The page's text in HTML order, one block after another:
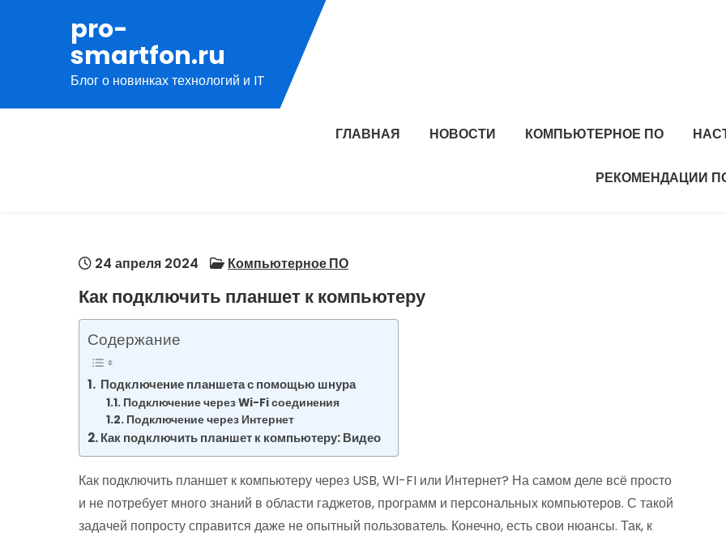
содержимому
pro-
smartfon.ru
Блог о новинках технологий и IT
ГЛАВНАЯ НОВОСТИ КОМПЬЮТЕРНОЕ ПО
РЕКОМЕНДАЦИИ
24 апреля 2024 Компьютерное ПО
Как подключить планшет к компьютеру
Содержание
Подключение планшета с помощью шнура
Подключение через Wi-Fi соединения
Подключение через Интернет
Как подключить планшет к компьютеру: Видео
Как подключить планшет к компьютеру через USB, WI-FI или Интернет? На самом деле всё просто
и не потребует много знаний в области гаджетов, программ и персональных компьютеров. С такой
задачей попросту справится даже не опытный пользователь. Конечно, есть свои нюансы. Так, к